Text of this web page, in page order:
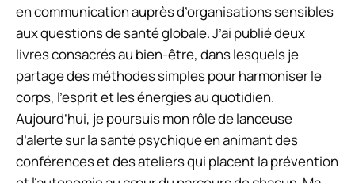
en communication auprès d’organisations sensibles
aux questions de santé globale. J’ai publié deux
livres consacrés au bien-être, dans lesquels je
partage des méthodes simples pour harmoniser le
corps, l’esprit et les énergies au quotidien.
Aujourd’hui, je poursuis mon rôle de lanceuse
d’alerte sur la santé psychique en animant des
conférences et des ateliers qui placent la prévention